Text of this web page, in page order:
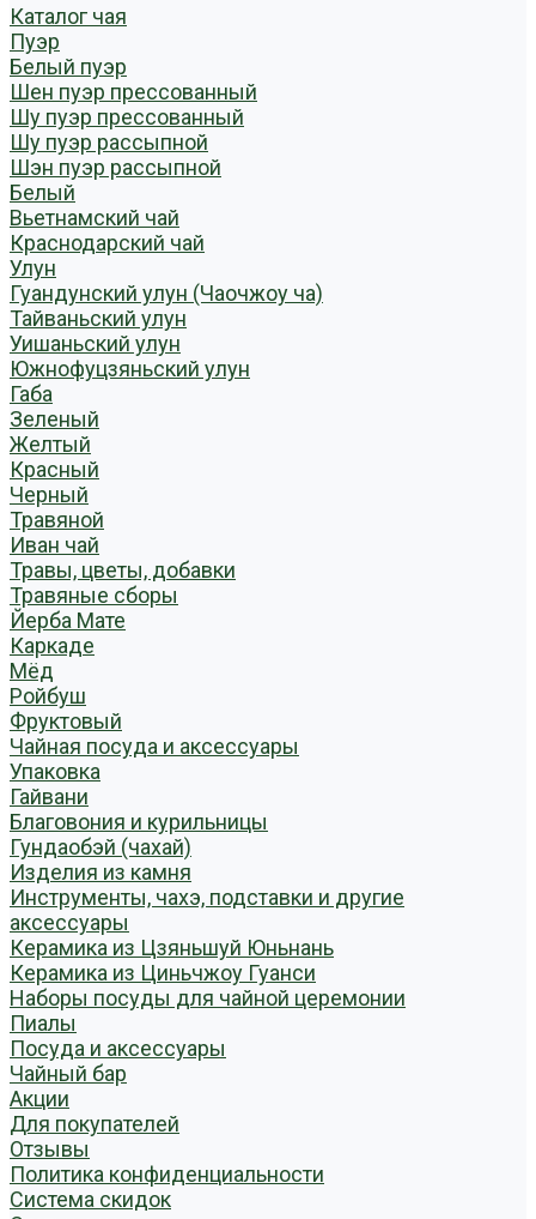
Каталог чая
Пуэр
Белый пуэр
Шен пуэр прессованный
Шу пуэр прессованный
Шу пуэр рассыпной
Шэн пуэр рассыпной
Белый
Вьетнамский чай
Краснодарский чай
Улун
Гуандунский улун (Чаочжоу ча)
Тайваньский улун
Уишаньский улун
Южнофуцзяньский улун
Габа
Зеленый
Желтый
Красный
Черный
Травяной
Иван чай
Травы, цветы, добавки
Травяные сборы
Йерба Мате
Каркаде
Мёд
Ройбуш
Фруктовый
Чайная посуда и аксессуары
Упаковка
Гайвани
Благовония и курильницы
Гундаобэй (чахай)
Изделия из камня
Инструменты, чахэ, подставки и другие
аксессуары
Керамика из Цзяньшуй Юньнань
Керамика из Циньчжоу Гуанси
Наборы посуды для чайной церемонии
Пиалы
Посуда и аксессуары
Чайный бар
Акции
Для покупателей
Отзывы
Политика конфиденциальности
Система скидок